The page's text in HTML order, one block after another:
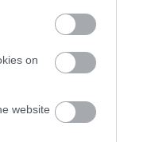
on
website
από την Εταιρεία
της βιβλίο, το
ακολούθως μπορείς να
Καλή